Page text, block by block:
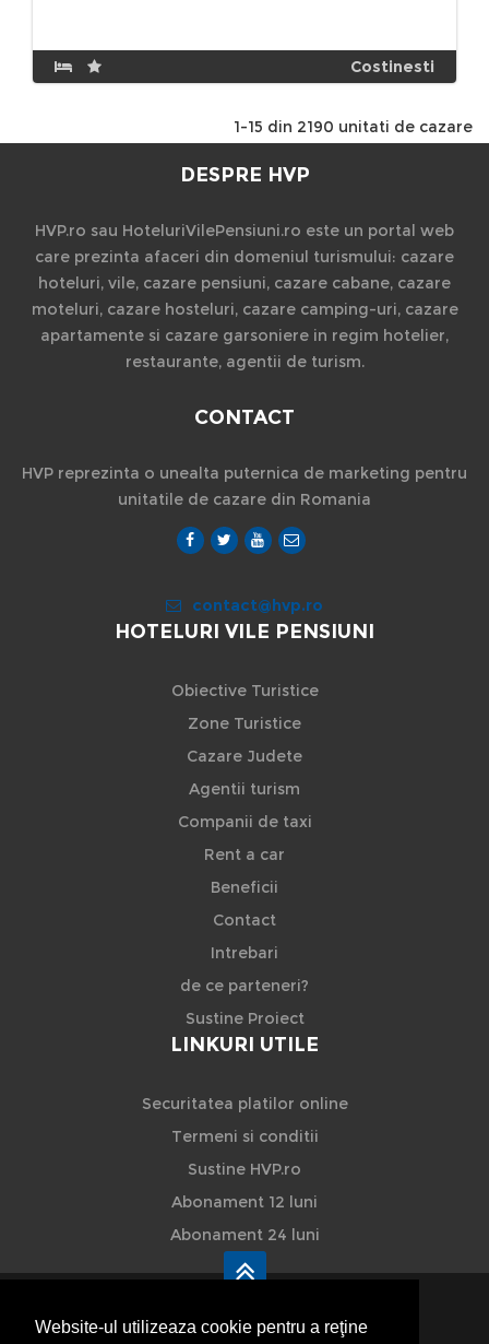
Website-ul utilizeaza cookie pentru a reţine
Costinesti
1-15 din 2190 unitati de cazare
DESPRE HVP
HVP.ro sau HoteluriVilePensiuni.ro este un portal web
care prezinta afaceri din domeniul turismului: cazare
hoteluri, vile, cazare pensiuni, cazare cabane, cazare
moteluri, cazare hosteluri, cazare camping-uri, cazare
apartamente si cazare garsoniere in regim hotelier,
restaurante, agentii de turism.
CONTACT
HVP reprezinta o unealta puternica de marketing pentru
unitatile de cazare din Romania
contact@hvp.ro
HOTELURI VILE PENSIUNI
Obiective Turistice
Zone Turistice
Cazare Judete
Agentii turism
Companii de taxi
Rent a car
Beneficii
Contact
Intrebari
de ce parteneri?
Sustine Proiect
LINKURI UTILE
Securitatea platilor online
Termeni si conditii
Sustine HVP.ro
Abonament 12 luni
Abonament 24 luni